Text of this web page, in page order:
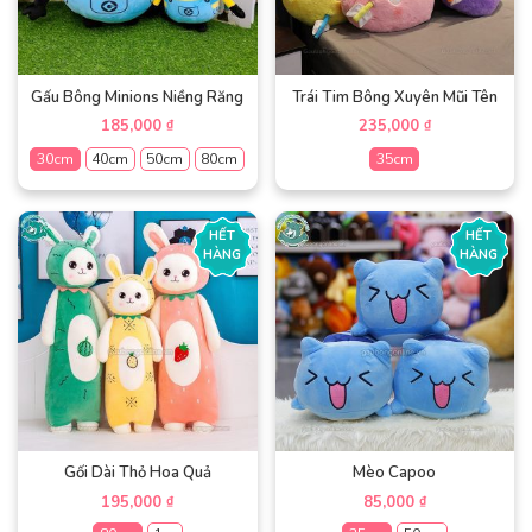
chọn
có
thể
được
chọn
trang
phẩm
chọn
có
được
chọn
trên
trang
sản
phẩm
Gấu Bông Minions Niềng Răng
185,000₫
30cm 40cm 50cm 80cm
Sản
phẩm
này
có
nhiều
biến
thể.
Các
tùy
chọn
có
thể
được
chọn
Trái Tim Bông Xuyên Mũi Tên
235,000 ₫
35cm
Sản
phẩm
này
có
nhiều
biến
thể.
Các
tùy
chọn
có
thể
được
chọn
Gối Dài Thỏ Hoa Quả
195,000₫
HẾT
HÀNG
Mèo Capoo
85,000 ₫
HẾT
HÀNG